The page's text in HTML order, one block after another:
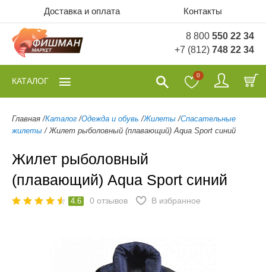
Доставка и оплата Контакты
8 800 550 22 34
+7 (812) 748 22 34
0
КАТАЛОГ
Главная /Каталог /Одежда и обувь /Жилеты /Спасательные
жилеты /Жилет рыболовный (плавающий) Aqua Sport синий
Жилет рыболовный
(плавающий) Aqua Sport синий
4.6 0 отзывов В избранное